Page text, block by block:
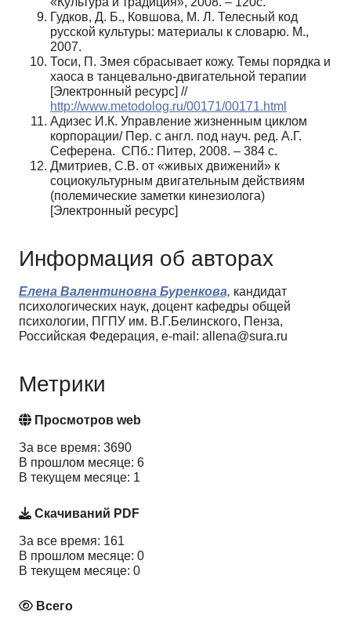
Гудков, Д. Б., Ковшова, М. Л. Телесный код
русской культуры: материалы к словарю. М.,
2007.
Тоси, П. Змея сбрасывает кожу. Темы порядка и
хаоса в танцевально-двигательной терапии
[Электронный ресурс] //
http://www.metodolog.ru/00171/00171.html
Адизес И.К. Управление жизненным циклом
корпорации/ Пер. с англ. под науч. ред. А.Г.
Сеферена. СПб.: Питер, 2008. – 384 с.
Дмитриев, С.В. от «живых движений» к
социокультурным двигательным действиям
(полемические заметки кинезиолога)
[Электронный ресурс]
Информация об авторах
Елена Валентиновна Буренкова, кандидат
психологических наук, доцент кафедры общей
психологии, ПГПУ им. В.Г.Белинского, Пенза,
Российская Федерация, e-mail: allena@sura.ru
Метрики
Просмотров web
За все время: 3690
В прошлом месяце: 6
В текущем месяце: 1
Скачиваний PDF
За все время: 161
В прошлом месяце: 0
В текущем месяце: 0
Всего